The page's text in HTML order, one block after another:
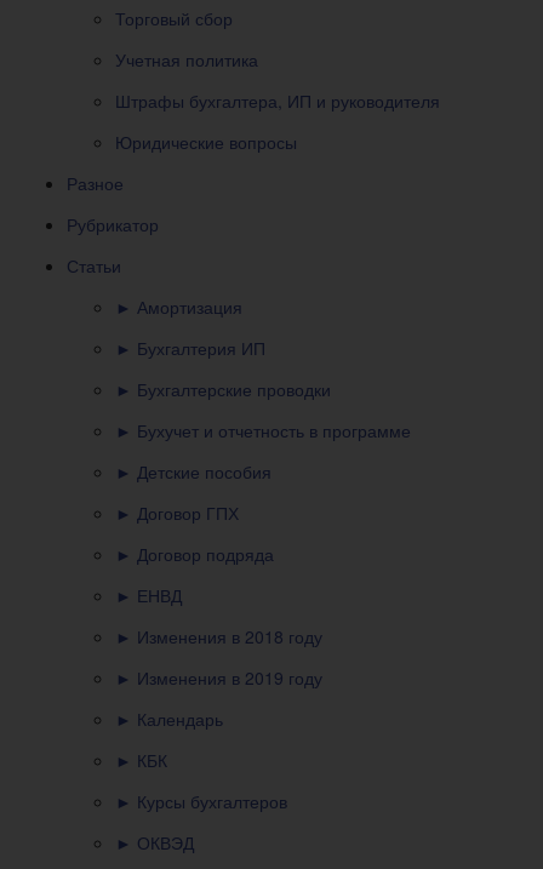
Торговый сбор
Учетная политика
Штрафы бухгалтера, ИП и руководителя
Юридические вопросы
Разное
Рубрикатор
Статьи
► Амортизация
► Бухгалтерия ИП
► Бухгалтерские проводки
► Бухучет и отчетность в программе
► Детские пособия
► Договор ГПХ
► Договор подряда
► ЕНВД
► Изменения в 2018 году
► Изменения в 2019 году
► Календарь
► КБК
► Курсы бухгалтеров
► ОКВЭД